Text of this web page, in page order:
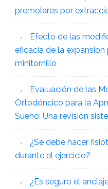
premolares por
Efecto de las
eficacia de la
minitornillo
Evaluación de las
Ortodóncico para la
Sueño: Una revisión
¿Se debe hacer
durante el ejercicio?
¿Es seguro el